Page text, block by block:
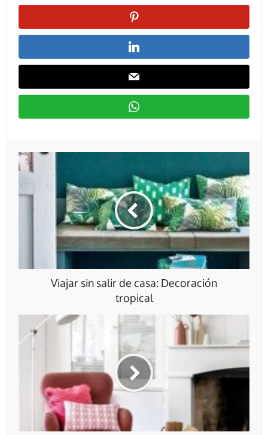
Viajar sin salir de casa: Decoración
tropical